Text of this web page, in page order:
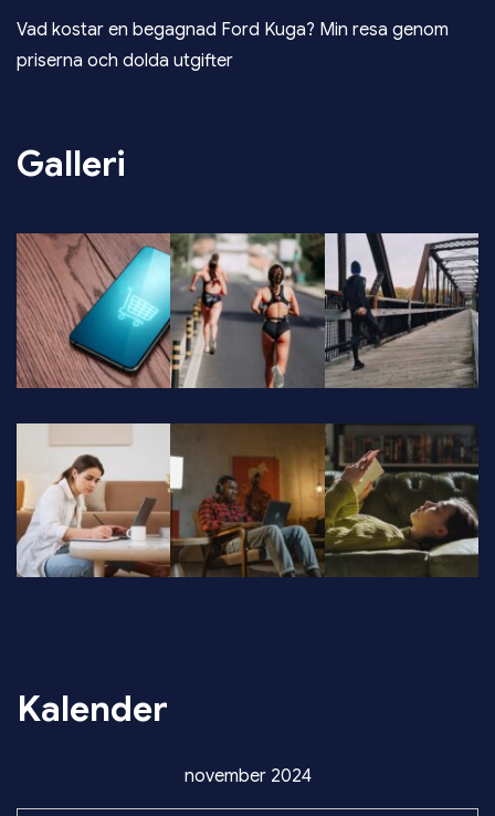
Vad kostar en begagnad Ford Kuga? Min resa genom
priserna och dolda utgifter
Galleri
Kalender
november 2024